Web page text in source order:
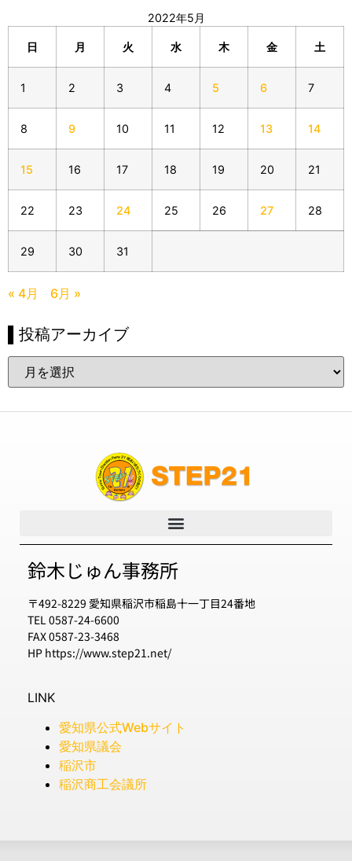
2022年5月
日 月 火 水 木 金 土
1 2 3 4 5 6 7
8 9 10 11 12 13 14
15 16 17 18 19 20 21
22 23 24 25 26 27 28
29 30 31
« 4月 6月 »
▌投稿アーカイブ
鈴木じゅん事務所
〒492-8229 愛知県稲沢市稲島十一丁目24番地
TEL 0587-24-6600
FAX 0587-23-3468
HP https://www.step21.net/
LINK
愛知県公式Webサイト
愛知県議会
稲沢市
稲沢商工会議所